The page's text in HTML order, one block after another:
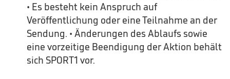
• Es besteht kein Anspruch auf
Veröffentlichung oder eine Teilnahme an der
Sendung. • Änderungen des Ablaufs sowie
eine vorzeitige Beendigung der Aktion behält
sich SPORT1 vor.